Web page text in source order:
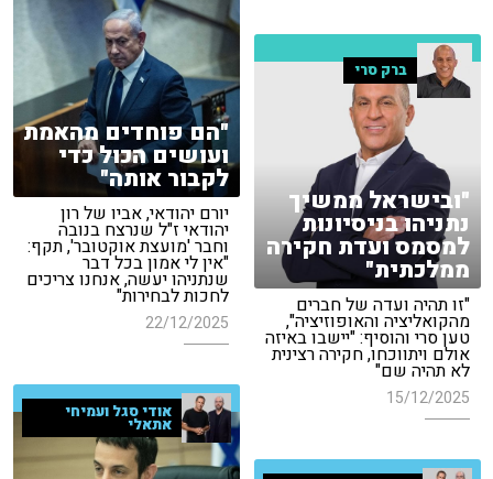
"הם פוחדים מהאמת
ועושים הכול כדי
לקבור אותה"
יורם יהודאי, אביו של רון
יהודאי ז"ל שנרצח בנובה
וחבר 'מועצת אוקטובר', תקף:
"אין לי אמון בכל דבר
שנתניהו יעשה, אנחנו צריכים
לחכות לבחירות"
22/12/2025
ברק סרי
"ובישראל ממשיך
נתניהו בניסיונות
למסמס ועדת חקירה
ממלכתית"
"זו תהיה ועדה של חברים
מהקואליציה והאופוזיציה",
טען סרי והוסיף: "יישבו באיזה
אולם ויתווכחו, חקירה רצינית
לא תהיה שם"
15/12/2025
אודי סגל ועמיחי
אתאלי